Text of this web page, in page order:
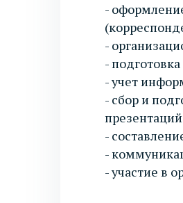
-
-
-
- учет
- сбор и
-
-
- участие в